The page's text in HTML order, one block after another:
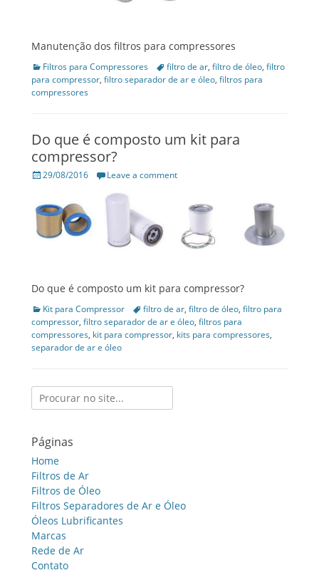
Manutenção dos filtros para compressores
Categories
Filtros para Compressores Tagsfiltro de ar, filtro de óleo, filtro
para compressor, filtro separador de ar e óleo, filtros para
compressores
Do que é composto um kit para
compressor?
Posted
29/08/2016 Leave a comment
Do que é composto um kit para compressor?
Categories
Kit para Compressor Tagsfiltro de ar, filtro de óleo, filtro para
compressor, filtro separador de ar e óleo, filtros para
compressores, kit para compressor, kits para compressores,
separador de ar e óleo
Search
for:
Páginas
Home
Filtros de Ar
Filtros de Óleo
Filtros Separadores de Ar e Óleo
Óleos Lubrificantes
Marcas
Rede de Ar
Contato